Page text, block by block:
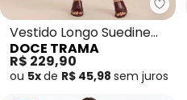
Vestido Longo Suedine
Manga Curta (Preto)
DOCE TRAMA
R$ 229,90
ou 5xde R$ 45,98 sem juros